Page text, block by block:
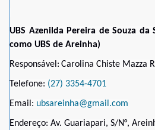
UBS Azenilda Pereira de Souza da
como UBS de Areinha)
Responsável: Carolina Chiste Mazza
Telefone: (27) 3354-4701
Email: ubsareinha@gmail.com
Endereço: Av. Guariapari, S/N°,